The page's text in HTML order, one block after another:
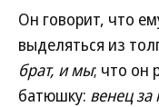
Он говорит, что
выделяться из
брат, и мы; что он
батюшку: венец за